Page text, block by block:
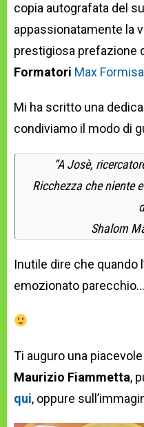
copia autografata del
appassionatamente la
prestigiosa prefazione
Formatori Max
Mi ha scritto una
condiviamo il modo di
“A Josè,
Ricchezza che niente
Shalom
Inutile dire che quando
emozionato parecchio…
Ti auguro una
Maurizio Fiammetta,
qui, oppure